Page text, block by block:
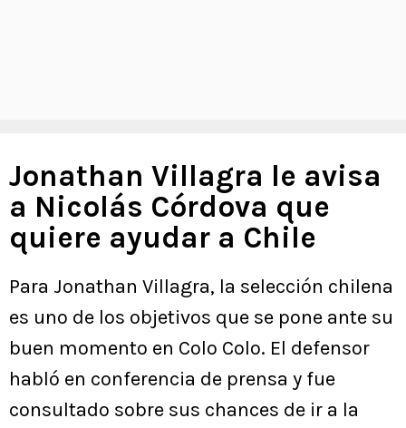
Jonathan Villagra le avisa
a Nicolás Córdova que
quiere ayudar a Chile
Para Jonathan Villagra, la selección chilena
es uno de los objetivos que se pone ante su
buen momento en Colo Colo. El defensor
habló en conferencia de prensa y fue
consultado sobre sus chances de ir a la